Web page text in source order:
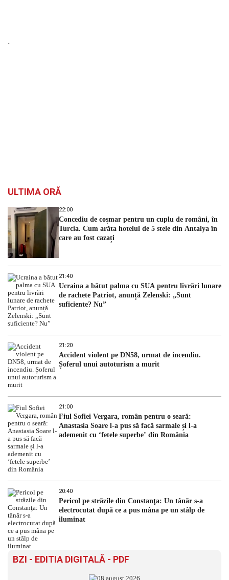
`
ULTIMA ORĂ
22:00
Concediu de coșmar pentru un cuplu de români, în
Turcia. Cum arăta hotelul de 5 stele din Antalya în
care au fost cazați
21:40
Ucraina a bătut palma cu SUA pentru livrări lunare
de rachete Patriot, anunță Zelenski: „Sunt
suficiente? Nu”
21:20
Accident violent pe DN58, urmat de incendiu.
Șoferul unui autoturism a murit
21:00
Fiul Sofiei Vergara, român pentru o seară:
Anastasia Soare l-a pus să facă sarmale și l-a
ademenit cu ‘fetele superbe’ din România
20:40
Pericol pe străzile din Constanţa: Un tânăr s-a
electrocutat după ce a pus mâna pe un stâlp de
iluminat
BZI - EDITIA DIGITALĂ - PDF